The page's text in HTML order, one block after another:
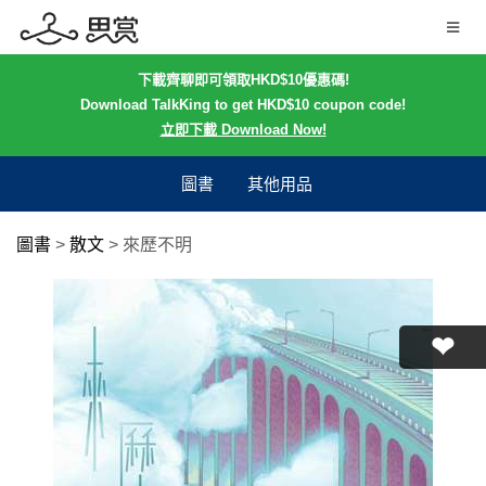
下載齊聊即可領取HKD$10優惠碼!
Download TalkKing to get HKD$10 coupon code!
立即下載 Download Now!
圖書 其他用品
圖書 > 散文 > 來歷不明